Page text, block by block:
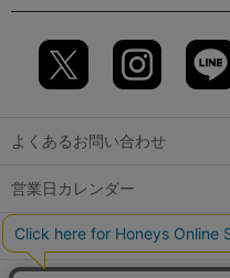
よくあるお問い合わせ
営業日カレンダー
店舗検索